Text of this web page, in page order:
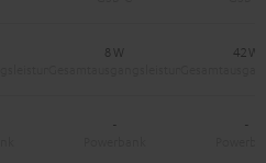
8 W 42 W
- -